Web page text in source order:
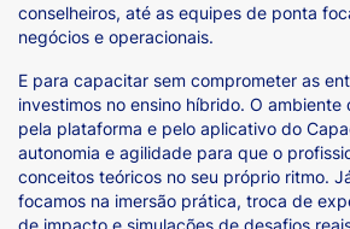
conselheiros, até as equipes de ponta
negócios e operacionais.
E para capacitar sem comprometer as
investimos no ensino híbrido. O
pela plataforma e pelo aplicativo do
autonomia e agilidade para que o
conceitos teóricos no seu próprio ritmo.
focamos na imersão prática, troca de
de impacto e simulações de desafios